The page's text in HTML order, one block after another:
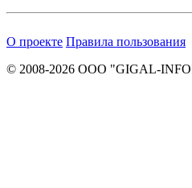
О проекте Правила пользования
© 2008-2026 ООО "GIGAL-